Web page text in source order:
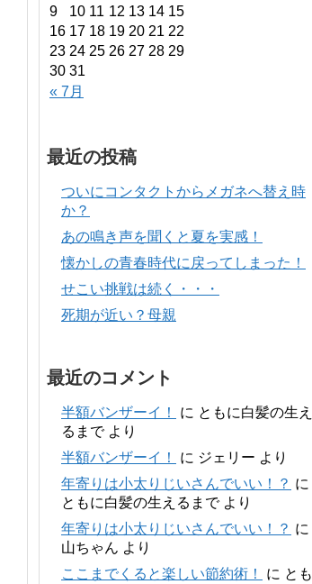
« 7月
9
10 11 12 13 14 15
16 17 18 19 20 21 22
23 24 25 26 27 28 29
30 31
最近の投稿
ついにコンタクトからメガネへ替え時
か？
あの鳴き声を聞くと夏を実感！
懐かしの青春時代に戻ってしまった！
せこい挑戦は続く・・・
死期が近い？母親
最近のコメント
半額バンザーイ！ に ともに白髪の生え
るまでより
半額バンザーイ！
に ジェリー より
年寄りは小太りじいさんでいい！？ に
ともに白髪の生えるまでより
年寄りは小太りじいさんでいい！？ に
山ちゃん より
ここまでくると楽しい節約術！
に とも